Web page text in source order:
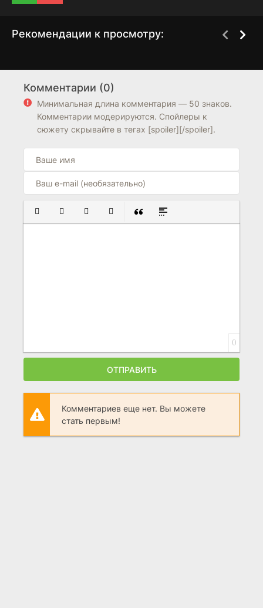
Рекомендации к просмотру:
7.2 7.7
Комментарии (0)
Минимальная длина комментария — 50 знаков.
Комментарии модерируются. Спойлеры к
сюжету скрывайте в тегах [spoiler][/spoiler].
ПОЛУЖИРНЫЙ
КУРСИВПОДЧЕРКНУТЫЙ
ЗАЧЕРКНУТЫЙ
ВСТАВКА ЦИТАТЫ
ВСТАВКА СПОЙЛЕРА
0
ОТПРАВИТЬ
Комментариев еще нет. Вы можете
стать первым!